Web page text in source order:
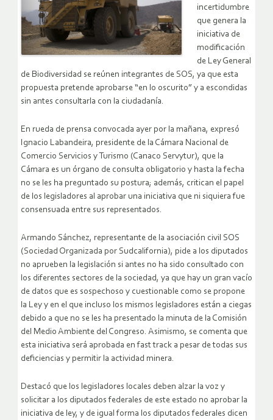
incertidumbre
que genera la
iniciativa de
modificación
de Ley General
de Biodiversidad se reúnen integrantes de SOS, ya que esta
propuesta pretende aprobarse “en lo oscurito” y a escondidas
sin antes consultarla con la ciudadanía.
En rueda de prensa convocada ayer por la mañana, expresó
Ignacio Labandeira, presidente de la Cámara Nacional de
Comercio Servicios y Turismo (Canaco Servytur), que la
Cámara es un órgano de consulta obligatorio y hasta la fecha
no se les ha preguntado su postura; además, critican el papel
de los legisladores al aprobar una iniciativa que ni siquiera fue
consensuada entre sus representados.
Armando Sánchez, representante de la asociación civil SOS
(Sociedad Organizada por Sudcalifornia), pide a los diputados
no aprueben la legislación si antes no ha sido consultado con
los diferentes sectores de la sociedad, ya que hay un gran vacío
de datos que es sospechoso y cuestionable como se propone
la Ley y en el que incluso los mismos legisladores están a ciegas
debido a que no se les ha presentado la minuta de la Comisión
del Medio Ambiente del Congreso. Asimismo, se comenta que
esta iniciativa será aprobada en fast track a pesar de todas sus
deficiencias y permitir la actividad minera.
Destacó que los legisladores locales deben alzar la voz y
solicitar a los diputados federales de este estado no aprobar la
iniciativa de ley, y de igual forma los diputados federales dicen